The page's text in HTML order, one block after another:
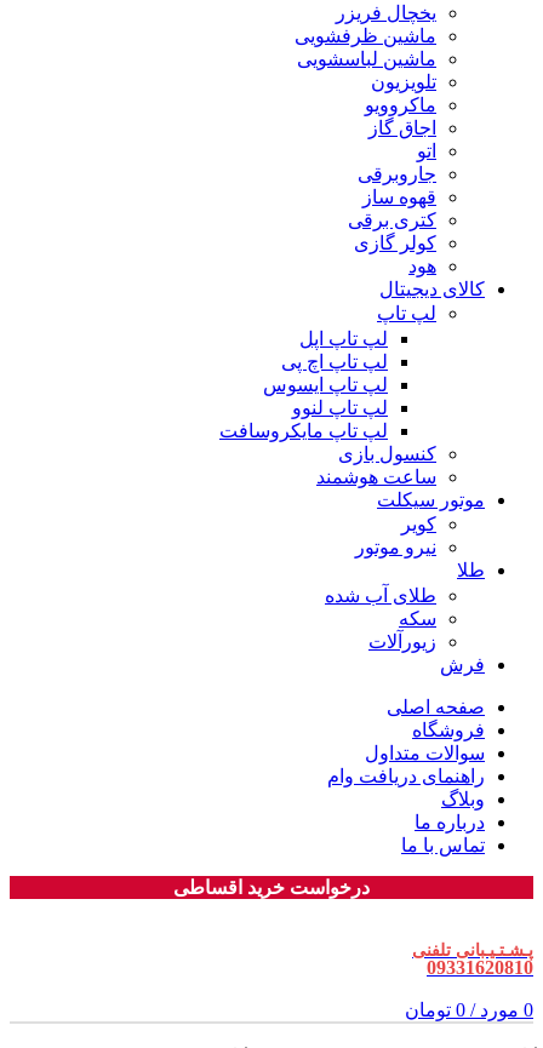
یخچال فریزر
ماشین ظرفشویی
ماشین لباسشویی
تلویزیون
ماکروویو
اجاق گاز
اتو
جاروبرقی
قهوه ساز
کتری برقی
کولر گازی
هود
کالای دیجیتال
لپ تاپ
لپ تاپ اپل
لپ تاپ اچ پی
لپ تاپ ایسوس
لپ تاپ لنوو
لپ تاپ مایکروسافت
کنسول بازی
ساعت هوشمند
موتور سیکلت
کویر
نیرو موتور
طلا
طلای آب شده
سکه
زیورآلات
فرش
صفحه اصلی
فروشگاه
سوالات متداول
راهنمای دریافت وام
وبلاگ
درباره ما
تماس با ما
درخواست خرید اقساطی
پـشـتـیـبانی تلفنی
09331620810
0 مورد /
0 تومان